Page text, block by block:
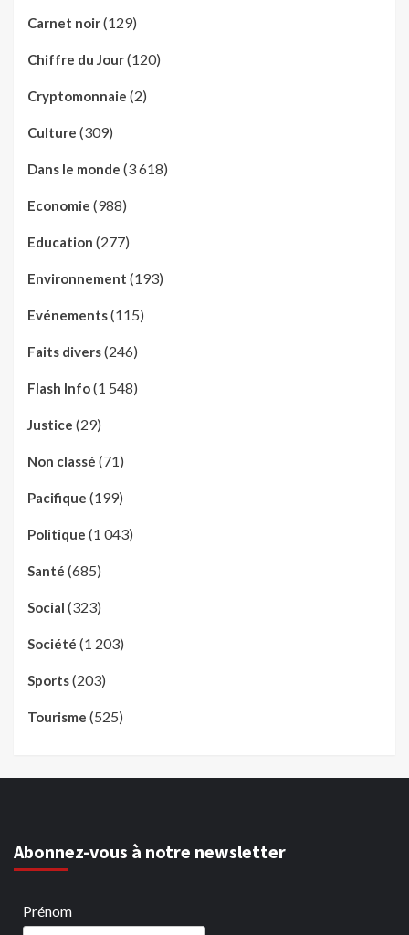
Carnet noir(129)
Chiffre du Jour(120)
Cryptomonnaie (2)
Culture (309)
Dans le monde (3 618)
Economie (988)
Education (277)
Environnement (193)
Evénements(115)
Faits divers(246)
Flash Info(1 548)
Justice (29)
Non classé (71)
Pacifique (199)
Politique (1 043)
Santé (685)
Social (323)
Société (1 203)
Sports(203)
Tourisme (525)
Abonnez-vous à notre newsletter
Prénom